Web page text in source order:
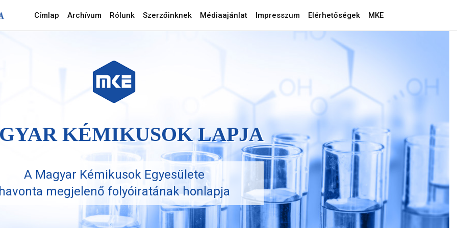
Címlap Archívum Rólunk Szerzőinknek Médiaajánlat Impresszum Elérhetőségek MKE
KÉMIKUSOK LAPJA
A Magyar Kémikusok Egyesülete
megjelenő folyóiratának honlapja